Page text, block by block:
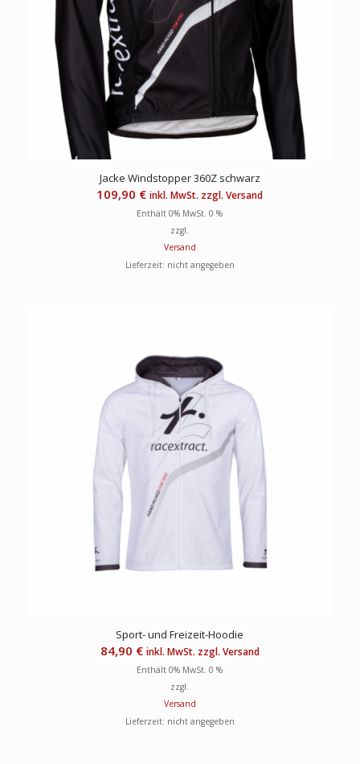
Jacke Windstopper 360Z schwarz
109,90 € inkl. MwSt. zzgl. Versand
Enthält 0% MwSt. 0 %
zzgl.
Versand
Lieferzeit: nicht angegeben
Sport- und Freizeit-Hoodie
84,90 € inkl. MwSt. zzgl. Versand
Enthält 0% MwSt. 0 %
zzgl.
Versand
Lieferzeit: nicht angegeben